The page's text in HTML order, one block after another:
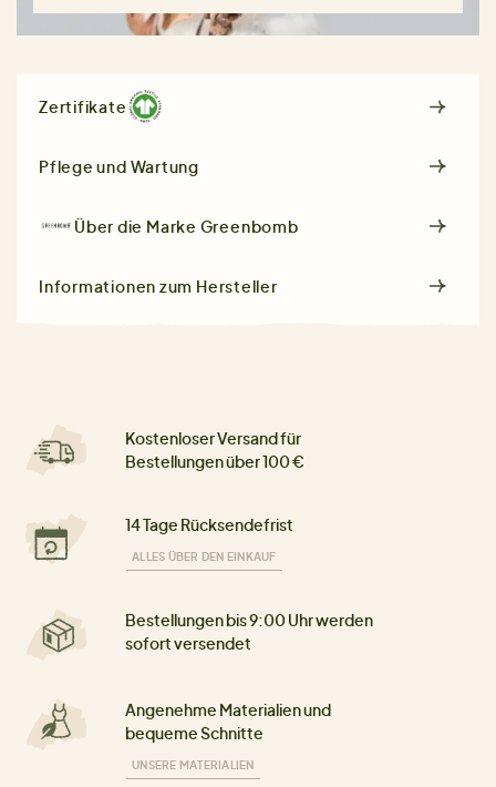
Zertifikate
Pflege und Wartung
Über die Marke Greenbomb
Informationen zum Hersteller
Kostenloser Versand für
Bestellungen über 100 €
14 Tage Rücksendefrist
ALLES ÜBER DEN EINKAUF
Bestellungen bis 9:00 Uhr werden
sofort versendet
Angenehme Materialien und
bequeme Schnitte
UNSERE MATERIALIEN